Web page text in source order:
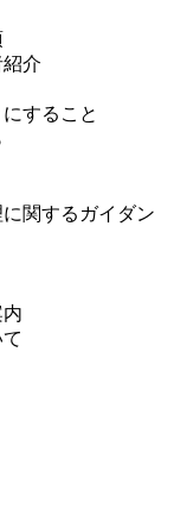
介
すること
関するガイダン